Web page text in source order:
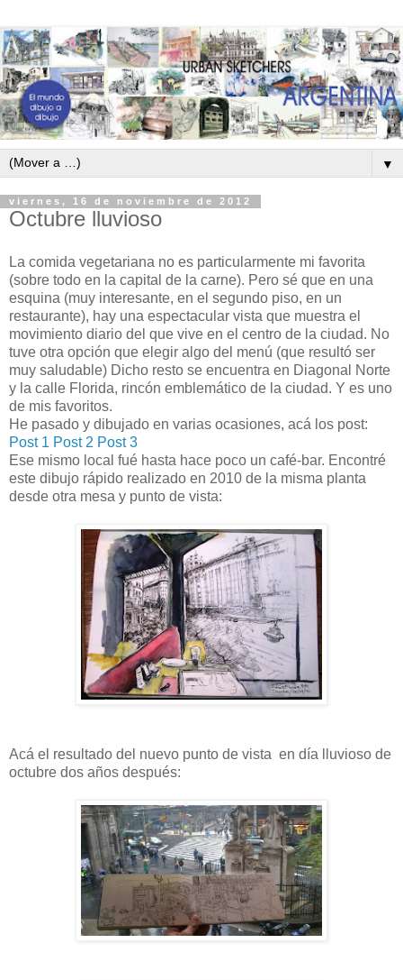
▼
viernes, 16 de noviembre de 2012
Octubre lluvioso
La comida vegetariana no es particularmente mi favorita
(sobre todo en la capital de la carne). Pero sé que en una
esquina (muy interesante, en el segundo piso, en un
restaurante), hay una espectacular vista que muestra el
movimiento diario del que vive en el centro de la ciudad. No
tuve otra opción que elegir algo del menú (que resultó ser
muy saludable) Dicho resto se encuentra en Diagonal Norte
y la calle Florida, rincón emblemático de la ciudad. Y es uno
de mis favoritos.
He pasado y dibujado en varias ocasiones, acá los post:
Post 1 Post 2 Post 3
Ese mismo local fué hasta hace poco un café-bar. Encontré
este dibujo rápido realizado en 2010 de la misma planta
desde otra mesa y punto de vista:
Acá el resultado del nuevo punto de vista en día lluvioso de
octubre dos años después: